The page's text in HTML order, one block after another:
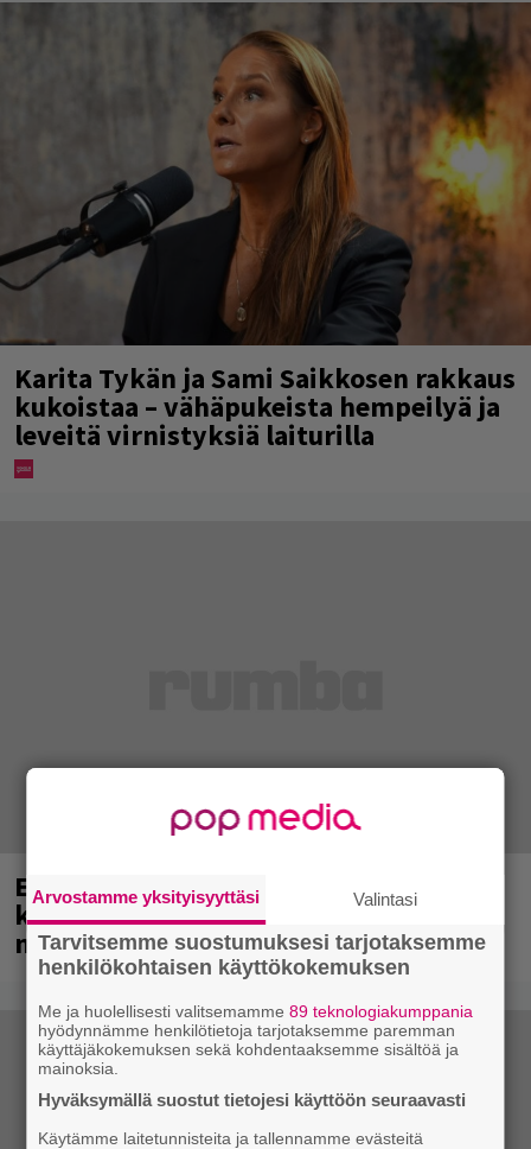
Karita Tykän ja Sami Saikkosen rakkaus
kukoistaa – vähäpukeista hempeilyä ja
leveitä virnistyksiä laiturilla
Eppu Normaali soitti viimeisen
konserttinsa koskaan – Yle Areenassa
nyt dokumentti bändistä
Arvostamme yksityisyyttäsi Valintasi
Tarvitsemme suostumuksesi tarjotaksemme
henkilökohtaisen käyttökokemuksen
Me ja huolellisesti valitsemamme89 teknologiakumppania
hyödynnämme henkilötietoja tarjotaksemme paremman
käyttäjäkokemuksen sekä kohdentaaksemme sisältöä ja
mainoksia.
Hyväksymällä suostut tietojesi käyttöön seuraavasti
Käytämme laitetunnisteita ja tallennamme evästeitä